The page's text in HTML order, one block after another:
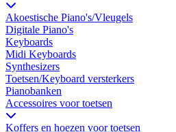
Akoestische Piano's/Vleugels
Digitale Piano's
Keyboards
Midi Keyboards
Synthesizers
Toetsen/Keyboard versterkers
Pianobanken
Accessoires voor toetsen
Koffers en hoezen voor toetsen